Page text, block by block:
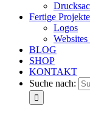
Fertige Projekte
Logos
BLOG
SHOP
KONTAKT
Suche nach: